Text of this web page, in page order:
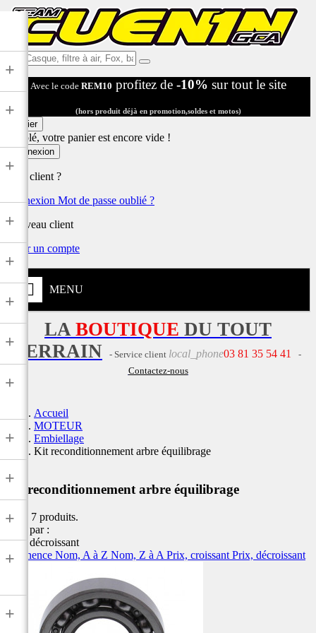
Ex:
Casque,
filtre
air,
Fox,
...
Avec le code REM10 profitez de -10% sur tout le site
(hors produit déjà en promotion,soldes et motos)
Panier
Désolé, votre panier est encore vide !
Connexion
Déjà client ?
Connexion Mot de passe oublié ?
Nouveau client
Créer un compte
MENU
+
+
+
+
+
+
+
+
+
+
+
+
+
LA BOUTIQUE DU TOUT
TERRAIN
- Service client local_phone03 81 35 54 41
-
Contactez-nous
Accueil
MOTEUR
Embiellage
Kit reconditionnement arbre équilibrage
Kit reconditionnement arbre équilibrage
Il y a 7 produits.
Trier par :
Prix, décroissant
Pertinence Nom, A à Z Nom, Z à A Prix, croissant Prix, décroissant